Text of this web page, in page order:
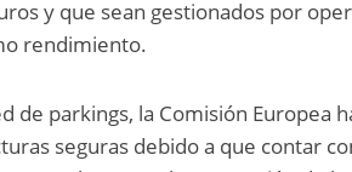
y que sean gestionados por
rendimiento.
de parkings, la Comisión Europea
seguras debido a que contar